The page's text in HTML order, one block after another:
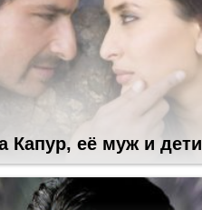
Капур, её муж и дети